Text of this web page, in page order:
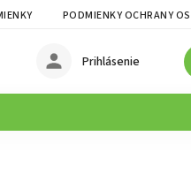
PODMIENKY OCHRANY
Prihlásenie